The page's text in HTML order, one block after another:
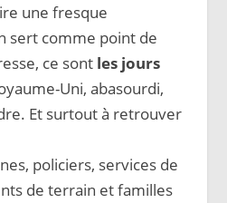
une fresque
sert comme point de
ce sont les jours
Uni, abasourdi,
Et surtout à retrouver
policiers, services de
de terrain et familles